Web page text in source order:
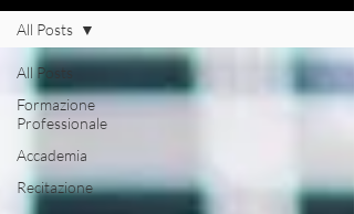
All Posts
Formazione
Professionale
Accademia
Recitazione
All Posts